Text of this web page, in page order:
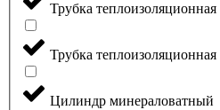
Трубка теплоизоляционная
Трубка
Цилиндр минераловатный